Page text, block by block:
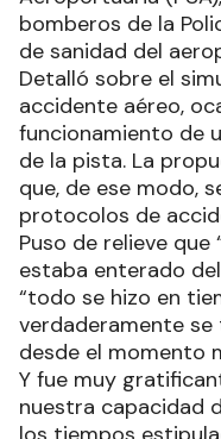
bomberos de la
de sanidad del
Detalló sobre el
accidente aéreo,
funcionamiento de
de la pista. La
que, de ese modo,
protocolos de
Puso de relieve que
estaba enterado
“todo se hizo en
verdaderamente
desde el momento
Y fue muy
nuestra capacidad